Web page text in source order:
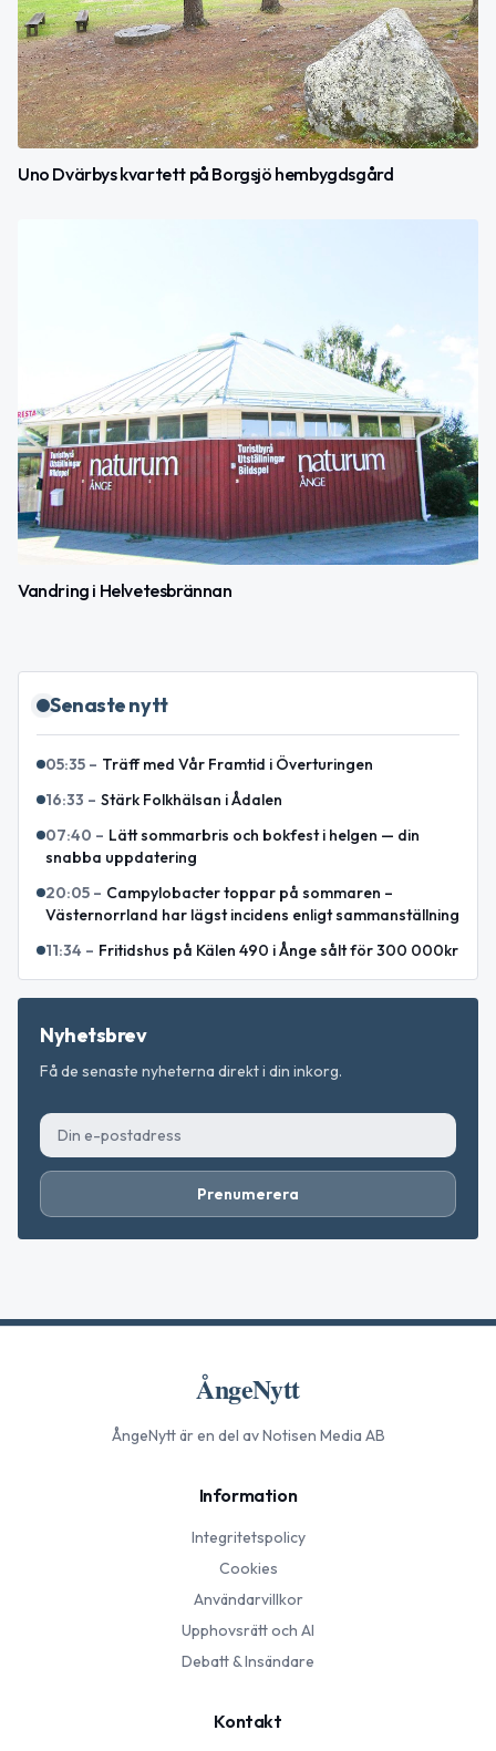
Uno Dvärbys kvartett på Borgsjö hembygdsgård
Vandring i Helvetesbrännan
Senaste nytt
05:35 – Träff med Vår Framtid i Överturingen
16:33 – Stärk Folkhälsan i Ådalen
07:40 – Lätt sommarbris och bokfest i helgen — din
snabba uppdatering
20:05 – Campylobacter toppar på sommaren –
Västernorrland har lägst incidens enligt sammanställning
11:34 – Fritidshus på Kälen 490 i Ånge sålt för 300 000kr
Nyhetsbrev
Få de senaste nyheterna direkt i din inkorg.
Prenumerera
ÅngeNytt
ÅngeNyttär en del av Notisen Media AB
Information
Integritetspolicy
Cookies
Användarvillkor
Upphovsrätt och AI
Debatt & Insändare
Kontakt